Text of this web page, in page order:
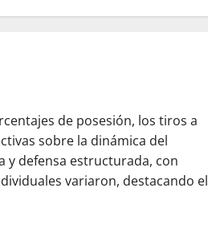
de posesión, los tiros a
sobre la dinámica del
y defensa estructurada, con
variaron, destacando el